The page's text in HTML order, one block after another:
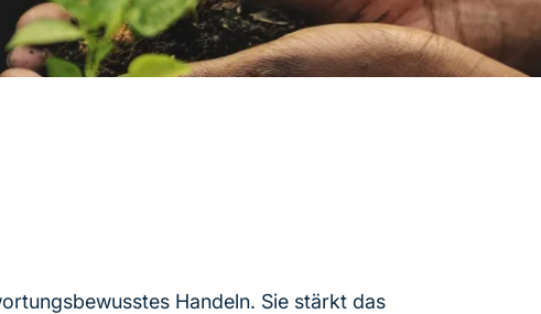
Handeln. Sie stärkt das